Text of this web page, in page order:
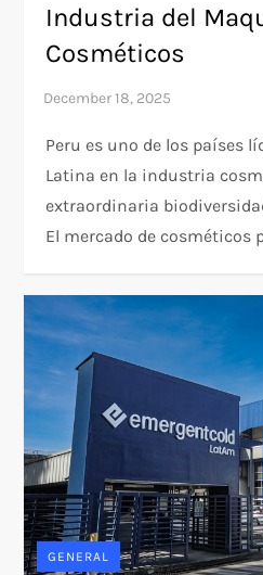
Industria del
Cosméticos
Peru es uno de los países
Latina en la industria
extraordinaria
El mercado de cosméticos
GENERAL